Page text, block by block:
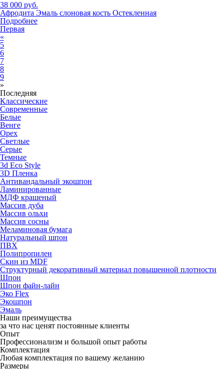
38 000 руб.
Афродита Эмаль слоновая кость Остекленная
Подробнее
Первая
«
5
6
7
8
9
»
Последняя
Классические
Современные
Белые
Венге
Орех
Светлые
Серые
Темные
3d Eco Style
3D Пленка
Антивандальный экошпон
Ламинированные
МДФ крашеный
Массив дуба
Массив ольхи
Массив сосны
Меламиновая бумага
Натуральный шпон
ПВХ
Полипропилен
Скин из MDF
Структурный декоративный материал повышенной плотности
Шпон
Шпон файн-лайн
Эко Flex
Экошпон
Эмаль
Наши преимущества
за что нас ценят постоянные клиенты
Опыт
Профессионализм и большой опыт работы
Комплектация
Любая комплектация по вашему желанию
Размеры